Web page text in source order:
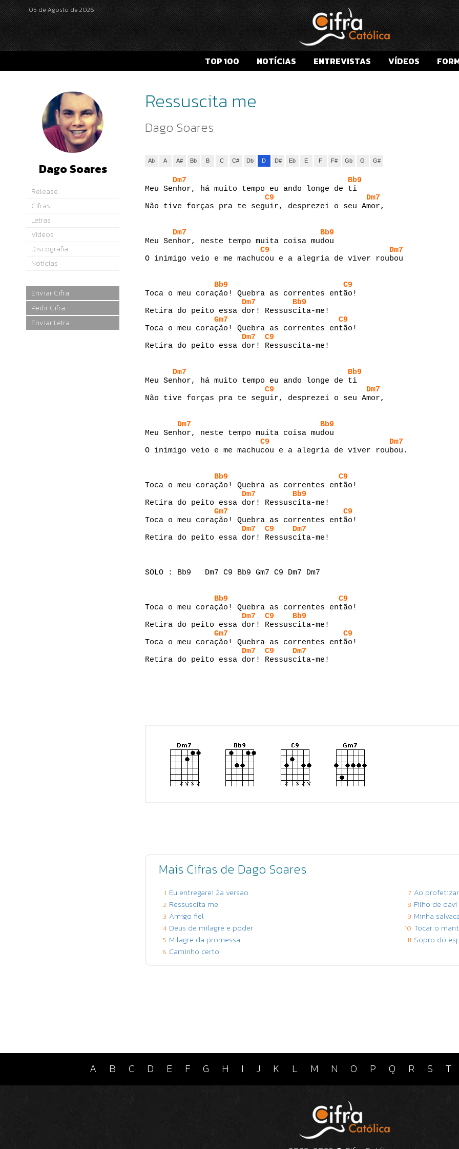
05 de Agosto de 2026
TOP 100 NOTÍCIAS ENTREVISTAS VÍDEOS
Dago Soares
Release
Cifras
Letras
Vídeos
Discografia
Notícias
Enviar Cifra
Pedir Cifra
Enviar Letra
Ressuscita me
Dago Soares
Ab A A# Bb B C C# Db D D# Eb E F F# Gb G G#
Dm7
Bb9
Meu Senhor, há muito tempo eu ando longe de ti
C9
Dm7
Não tive forças pra te seguir, desprezei o seu Amor,
Dm7
Bb9
Meu Senhor, neste tempo muita coisa mudou
C9
Dm7
O inimigo veio e me machucou e a alegria de viver roubou
Bb9
C9
Toca o meu coração! Quebra as correntes então!
Dm7
Bb9
Retira do peito essa dor! Ressuscita-me!
Gm7
C9
Toca o meu coração! Quebra as correntes então!
Dm7
C9
Retira do peito essa dor! Ressuscita-me!
Dm7
Bb9
Meu Senhor, há muito tempo eu ando longe de ti
C9
Dm7
Não tive forças pra te seguir, desprezei o seu Amor,
Dm7
Bb9
Meu Senhor, neste tempo muita coisa mudou
C9
Dm7
O inimigo veio e me machucou e a alegria de viver roubou.
Bb9
C9
Toca o meu coração! Quebra as correntes então!
Dm7
Bb9
Retira do peito essa dor! Ressuscita-me!
Gm7
C9
Toca o meu coração! Quebra as correntes então!
Dm7
C9
Dm7
Retira do peito essa dor! Ressuscita-me!
SOLO : Bb9   Dm7 C9 Bb9 Gm7 C9 Dm7 Dm7
Bb9
C9
Toca o meu coração! Quebra as correntes então!
Dm7
C9
Bb9
Retira do peito essa dor! Ressuscita-me!
Gm7
C9
Toca o meu coração! Quebra as correntes então!
Dm7
C9
Dm7
Retira do peito essa dor! Ressuscita-me!
Mais Cifras de Dago Soares
1 Eu entregarei 2a versao
2 Ressuscita me
3 Amigo fiel
4 Deus de milagre e poder
5 Milagre da promessa
6 Caminho certo
7 Ao profetizar
8 Filho de davi
9 Minha
10 Tocar o
11 Sopro do
A B C D E F G H I J K L M N O P Q R S T